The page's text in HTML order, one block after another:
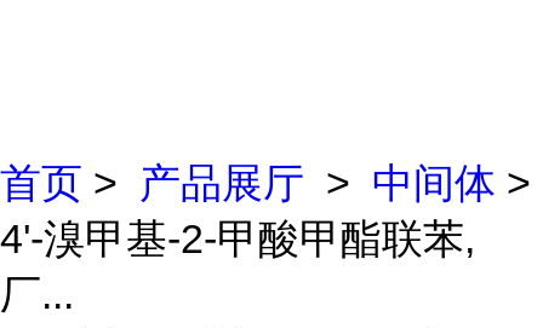
首页 > 产品展厅 > 中间体 >
4'-溴甲基-2-甲酸甲酯联苯,
厂...